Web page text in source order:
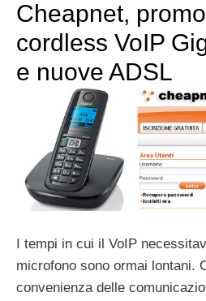
Cheapnet,
cordless VoIP
e nuove ADSL
I tempi in cui il VoIP
microfono sono ormai lontani.
convenienza delle